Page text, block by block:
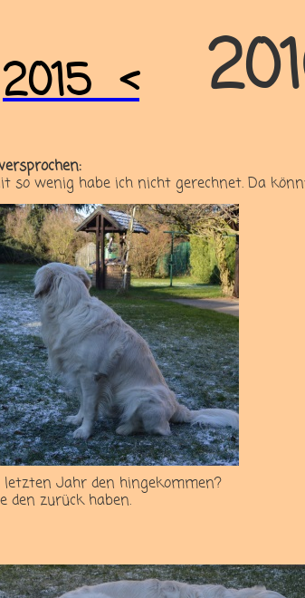
2015 <
so wenig habe ich nicht gerechnet. Da
Jahr den hingekommen?
den zurück haben.